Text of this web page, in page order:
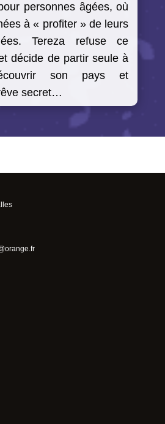
personnes âgées, où
à « profiter » de leurs
Tereza refuse ce
décide de partir seule à
son pays et
secret…